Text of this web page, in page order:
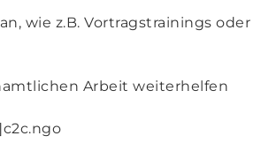
wie z.B. Vortragstrainings oder
Arbeit weiterhelfen